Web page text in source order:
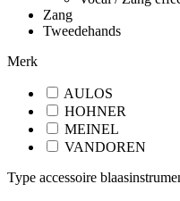
Zang
Tweedehands
Merk
AULOS
HOHNER
MEINEL
VANDOREN
Type accessoire